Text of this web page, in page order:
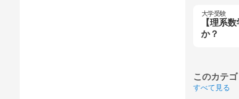
大学受験
【理系
か？
このカテ
すべて見る